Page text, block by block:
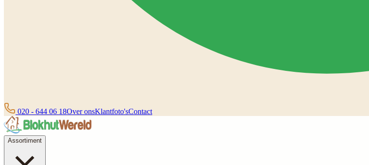
020 - 644 06 18Over onsKlantfoto'sContact
Assortiment